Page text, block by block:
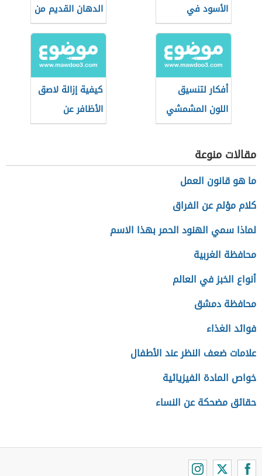
الأسود في
الملابس للرجال
الدهان القديم من
الملابس
أفكار لتنسيق
اللون المشمشي
الفاتح للمحجبات
كيفية إزالة لاصق
الأظافر عن
الملابس
مقالات منوعة
ما هو قانون العمل
كلام مؤلم عن الفراق
لماذا سمي الهنود الحمر بهذا الاسم
محافظة الغربية
أنواع الخبز في العالم
محافظة دمشق
فوائد الغذاء
علامات ضعف النظر عند الأطفال
خواص المادة الفيزيائية
حقائق مضحكة عن النساء